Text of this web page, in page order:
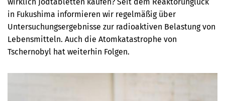
in Fukushima informieren wir regelmäßig über
Untersuchungsergebnisse zur radioaktiven Belastung von
Lebensmitteln. Auch die Atomkatastrophe von
Tschernobyl hat weiterhin Folgen.